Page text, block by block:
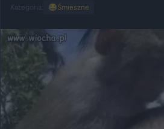
Kategoria: 😂Śmieszne